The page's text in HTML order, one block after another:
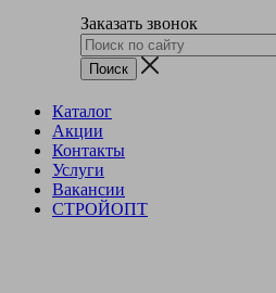
Заказать звонок
Каталог
Акции
Контакты
Услуги
Вакансии
СТРОЙОПТ